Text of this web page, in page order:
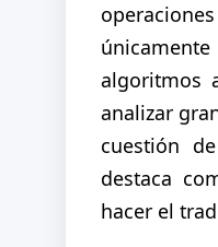
algoritmos
analizar
cuestión
destaca
hacer el